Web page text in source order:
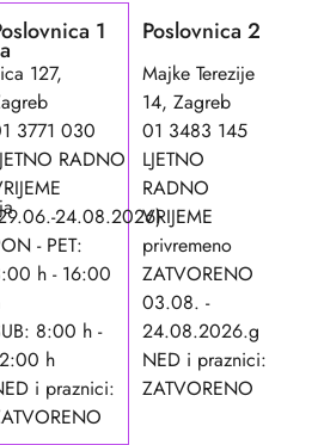
1
127,
3771 030
RADNO
24.08.2026)
- PET:
h - 16:00
8:00 h -
h
i praznici:
Poslovnica 2
Majke Terezije
14, Zagreb
01 3483 145
LJETNO
RADNO
VRIJEME
privremeno
ZATVORENO
03.08. -
24.08.2026.g
NED i praznici:
ZATVORENO